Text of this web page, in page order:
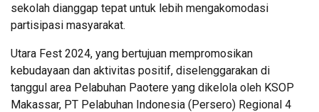
sekolah dianggap tepat untuk lebih mengakomodasi
partisipasi masyarakat.
Utara Fest 2024, yang bertujuan mempromosikan
kebudayaan dan aktivitas positif, diselenggarakan di
tanggul area Pelabuhan Paotere yang dikelola oleh KSOP
Makassar, PT Pelabuhan Indonesia (Persero) Regional 4